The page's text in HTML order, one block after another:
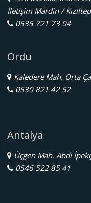
İletişim Mardin /
0535 721 73 04
Ordu
Kaledere Mah. Orta
0530 821 42 52
Antalya
Üçgen Mah. Abdi
0546 522 85 41